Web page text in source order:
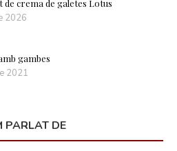
de crema de galetes Lotus
2026
gambes
2021
PARLAT DE